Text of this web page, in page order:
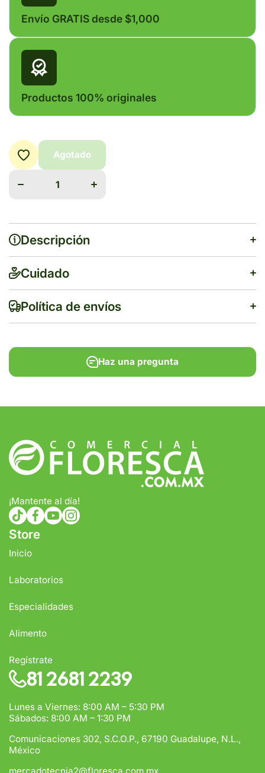
Envío GRATIS desde $1,000
Productos 100% originales
Disminuir
cantidad
cantidad
BOVITRAZ
Agotado
Descripción
Cuidado
Política de envíos
Tiempo de entrega estimado: 5 a 7 días hábiles
Gratis en compras de $1,000 o más.
Haz una pregunta
¡Mantente al día!
tiktokcom/@comercialfloresca
facebookcom/FlorescaOficial
youtubecom/@florescaoficial4155
instagramcom/florescaoficial/
Store
Inicio
Laboratorios
Especialidades
Alimento
Regístrate
81 2681 2239
Lunes a Viernes: 8:00 AM – 5:30 PM
Sábados: 8:00 AM – 1:30 PM
Comunicaciones 302, S.C.O.P., 67190 Guadalupe, N.L.,
México